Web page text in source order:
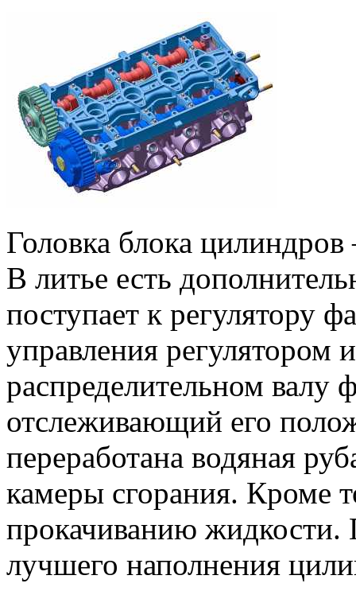
Головка блока цилиндров
В литье есть
поступает к регулятору
управления регулятором
распределительном
отслеживающий его
переработана водяная
камеры сгорания. Кроме
прокачиванию жидкости.
лучшего наполнения